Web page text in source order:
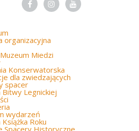
organizacyjna
Miedzi
Konserwatorska
dla zwiedzających
spacer
Bitwy Legnickiej
wydarzeń
Książka Roku
Spacery Historyczne